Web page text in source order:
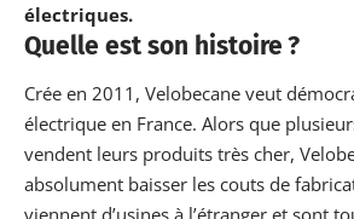
électriques.
Quelle est son histoire ?
Crée en 2011, Velobecane veut
électrique en France. Alors que
vendent leurs produits très cher,
absolument baisser les couts de